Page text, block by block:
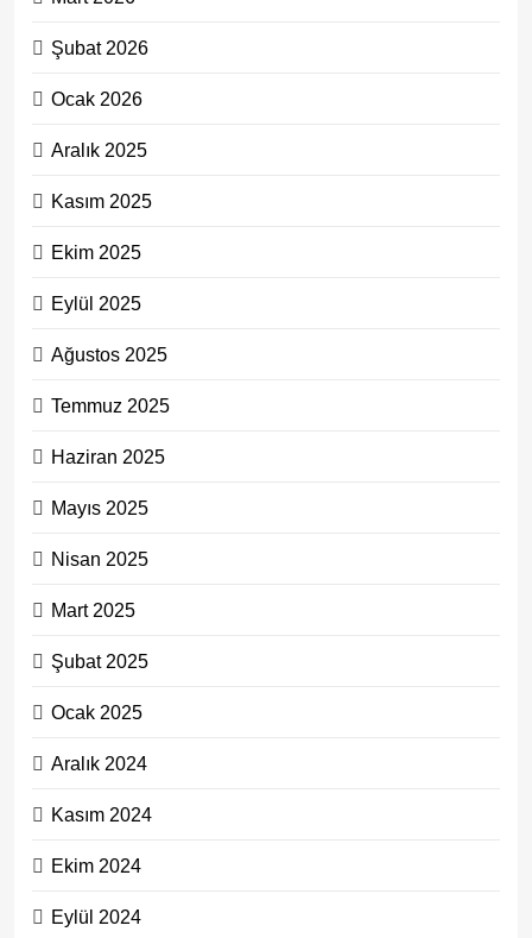
Şubat 2026
Ocak 2026
Aralık 2025
Kasım 2025
Ekim 2025
Eylül 2025
Ağustos 2025
Temmuz 2025
Haziran 2025
Mayıs 2025
Nisan 2025
Mart 2025
Şubat 2025
Ocak 2025
Aralık 2024
Kasım 2024
Ekim 2024
Eylül 2024